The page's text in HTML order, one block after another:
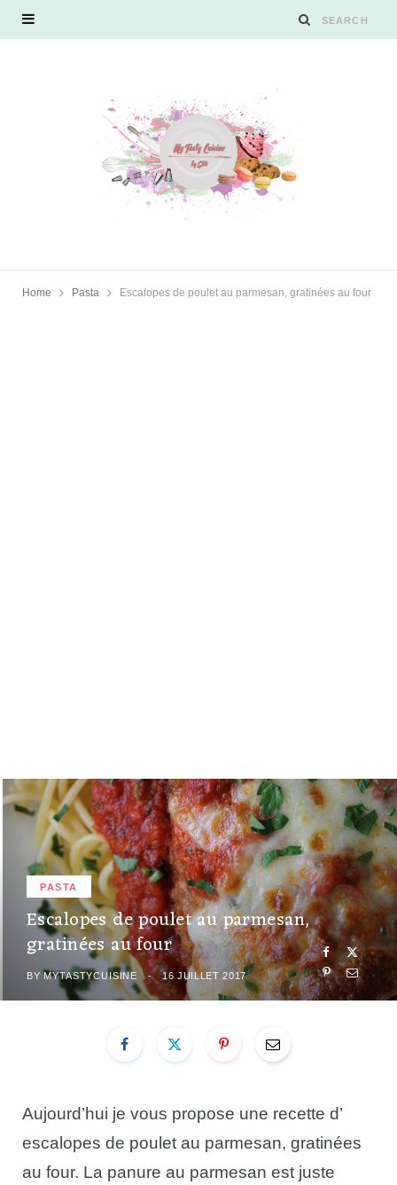
Home Pasta Escalopes de poulet au parmesan, gratinées au four
PASTA
Escalopes de poulet au parmesan,
gratinées au four
BY MYTASTYCUISINE 16 JUILLET 2017
Aujourd’hui je vous propose une recette d’
escalopes de poulet au parmesan, gratinées
au four. La panure au parmesan est juste